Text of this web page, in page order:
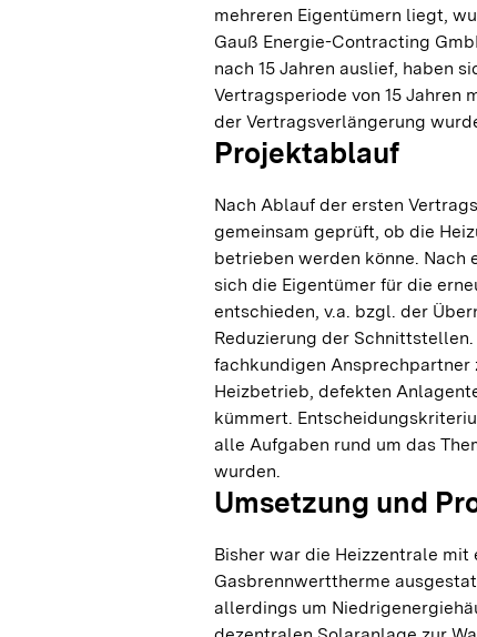
mehreren Eigentümern liegt,
Gauß Energie-Contracting
nach 15 Jahren auslief, haben
Vertragsperiode von 15 Jahren
der Vertragsverlängerung
Projektablauf
Nach Ablauf der ersten
gemeinsam geprüft, ob die
betrieben werden könne. Nach
sich die Eigentümer für die
entschieden, v.a. bzgl. der
Reduzierung der
fachkundigen Ansprechpartner
Heizbetrieb, defekten
kümmert.
alle Aufgaben rund um das
wurden.
Umsetzung und
Bisher war die Heizzentrale mit
Gasbrennwerttherme
allerdings um